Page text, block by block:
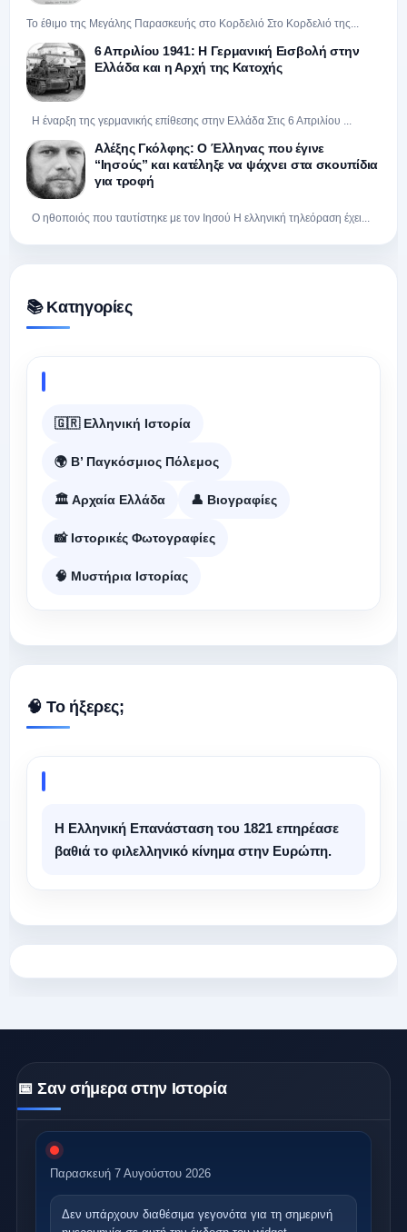
Το έθιμο της Μεγάλης Παρασκευής στο Κορδελιό Στο Κορδελιό της...
6 Απριλίου 1941: Η Γερμανική Εισβολή στην
Ελλάδα και η Αρχή της Κατοχής
Η έναρξη της γερμανικής επίθεσης στην Ελλάδα Στις 6 Απριλίου ...
Αλέξης Γκόλφης: Ο Έλληνας που έγινε
“Ιησούς” και κατέληξε να ψάχνει στα σκουπίδια
για τροφή
Ο ηθοποιός που ταυτίστηκε με τον Ιησού Η ελληνική τηλεόραση έχει...
📚 Κατηγορίες
🇬🇷 Ελληνική Ιστορία
🌍 Β’ Παγκόσμιος Πόλεμος
🏛️ Αρχαία Ελλάδα 👤 Βιογραφίες
📸 Ιστορικές Φωτογραφίες
🧠 Μυστήρια Ιστορίας
🧠 Το ήξερες;
Η Ελληνική Επανάσταση του 1821 επηρέασε
βαθιά το φιλελληνικό κίνημα στην Ευρώπη.
📅 Σαν σήμερα στην Ιστορία
Παρασκευή 7 Αυγούστου 2026
Δεν υπάρχουν διαθέσιμα γεγονότα για τη σημερινή